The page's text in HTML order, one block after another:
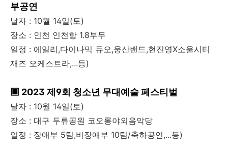
부공연
날자 : 10월 14일(토)
장소 : 인천 인천항 1.8부두
일정 : 에일리,다이나믹 듀오,웅산밴드,현진영X소울시티
재즈 오케스트라,...등)
▣ 2023 제9회 청소년 무대예술 페스티벌
날자 : 10월 14일(토)
장소 : 대구 두류공원 코오롱야외음악당
일정 : 장애부 5팀,비장애부 10팀/축하공연,...등)